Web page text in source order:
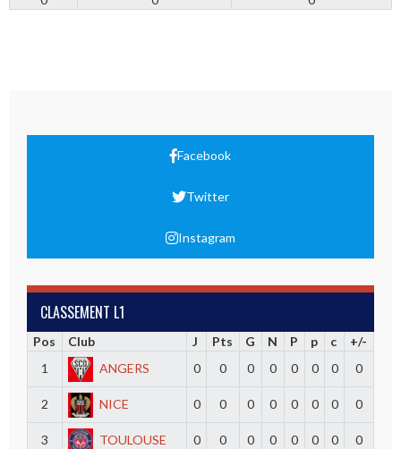
Facebook
Twitter
Instagram
CLASSEMENT L1
Pos Club J Pts G N P p c
+/-
1
ANGERS 0 0 0 0 0 0 0 0
2 NICE 0 0 0 0 0 0 0 0
3 TOULOUSE 0 0 0 0 0 0 0 0